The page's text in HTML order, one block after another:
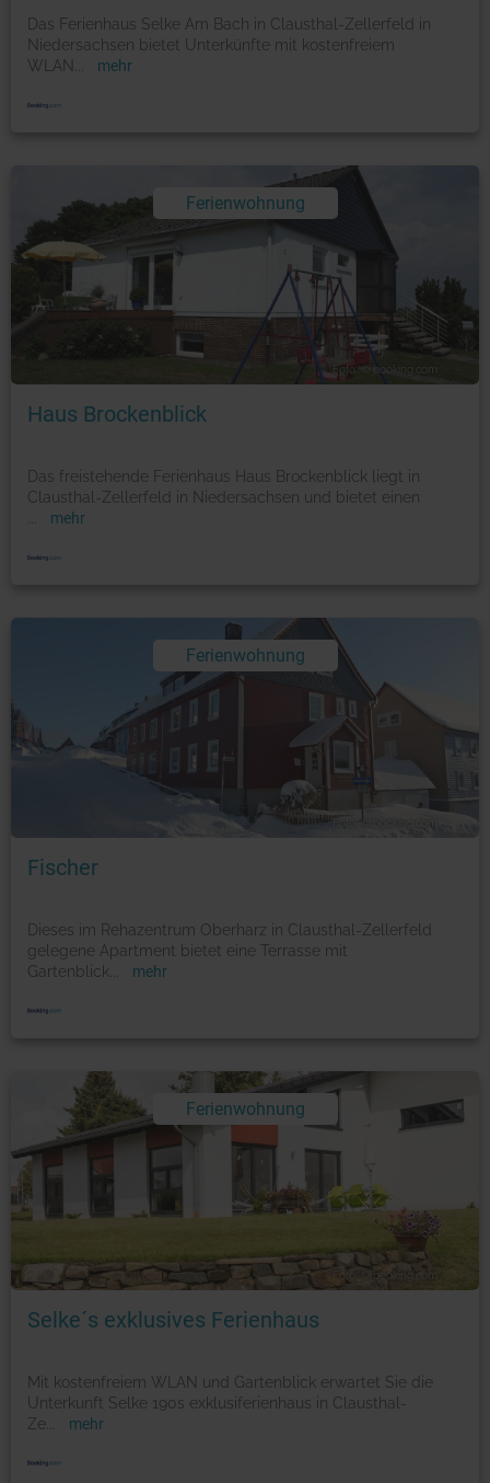
Das Ferienhaus Selke Am Bach in Clausthal-Zellerfeld in
Niedersachsen bietet Unterkünfte mit kostenfreiem
WLAN
mehr
Ferienwohnung
Foto: © booking.com
Haus Brockenblick
Das freistehende Ferienhaus Haus Brockenblick liegt in
Clausthal-Zellerfeld in Niedersachsen und bietet einen
mehr
Ferienwohnung
Foto: © booking.com
Fischer
Dieses im Rehazentrum Oberharz in Clausthal-Zellerfeld
gelegene Apartment bietet eine Terrasse mit
Gartenblick
mehr
Ferienwohnung
Foto: © booking.com
Selke´s exklusives Ferienhaus
Mit kostenfreiem WLAN und Gartenblick erwartet Sie die
Unterkunft Selke 190s exklusiferienhaus in Clausthal-
Ze
mehr